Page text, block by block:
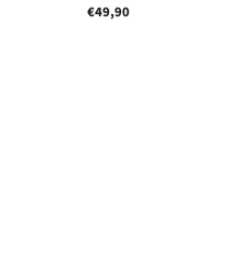
Normale
€49,90